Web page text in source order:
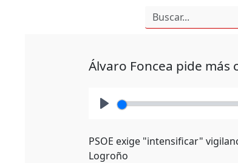
Álvaro Foncea pide
PSOE exige "intensificar"
Logroño